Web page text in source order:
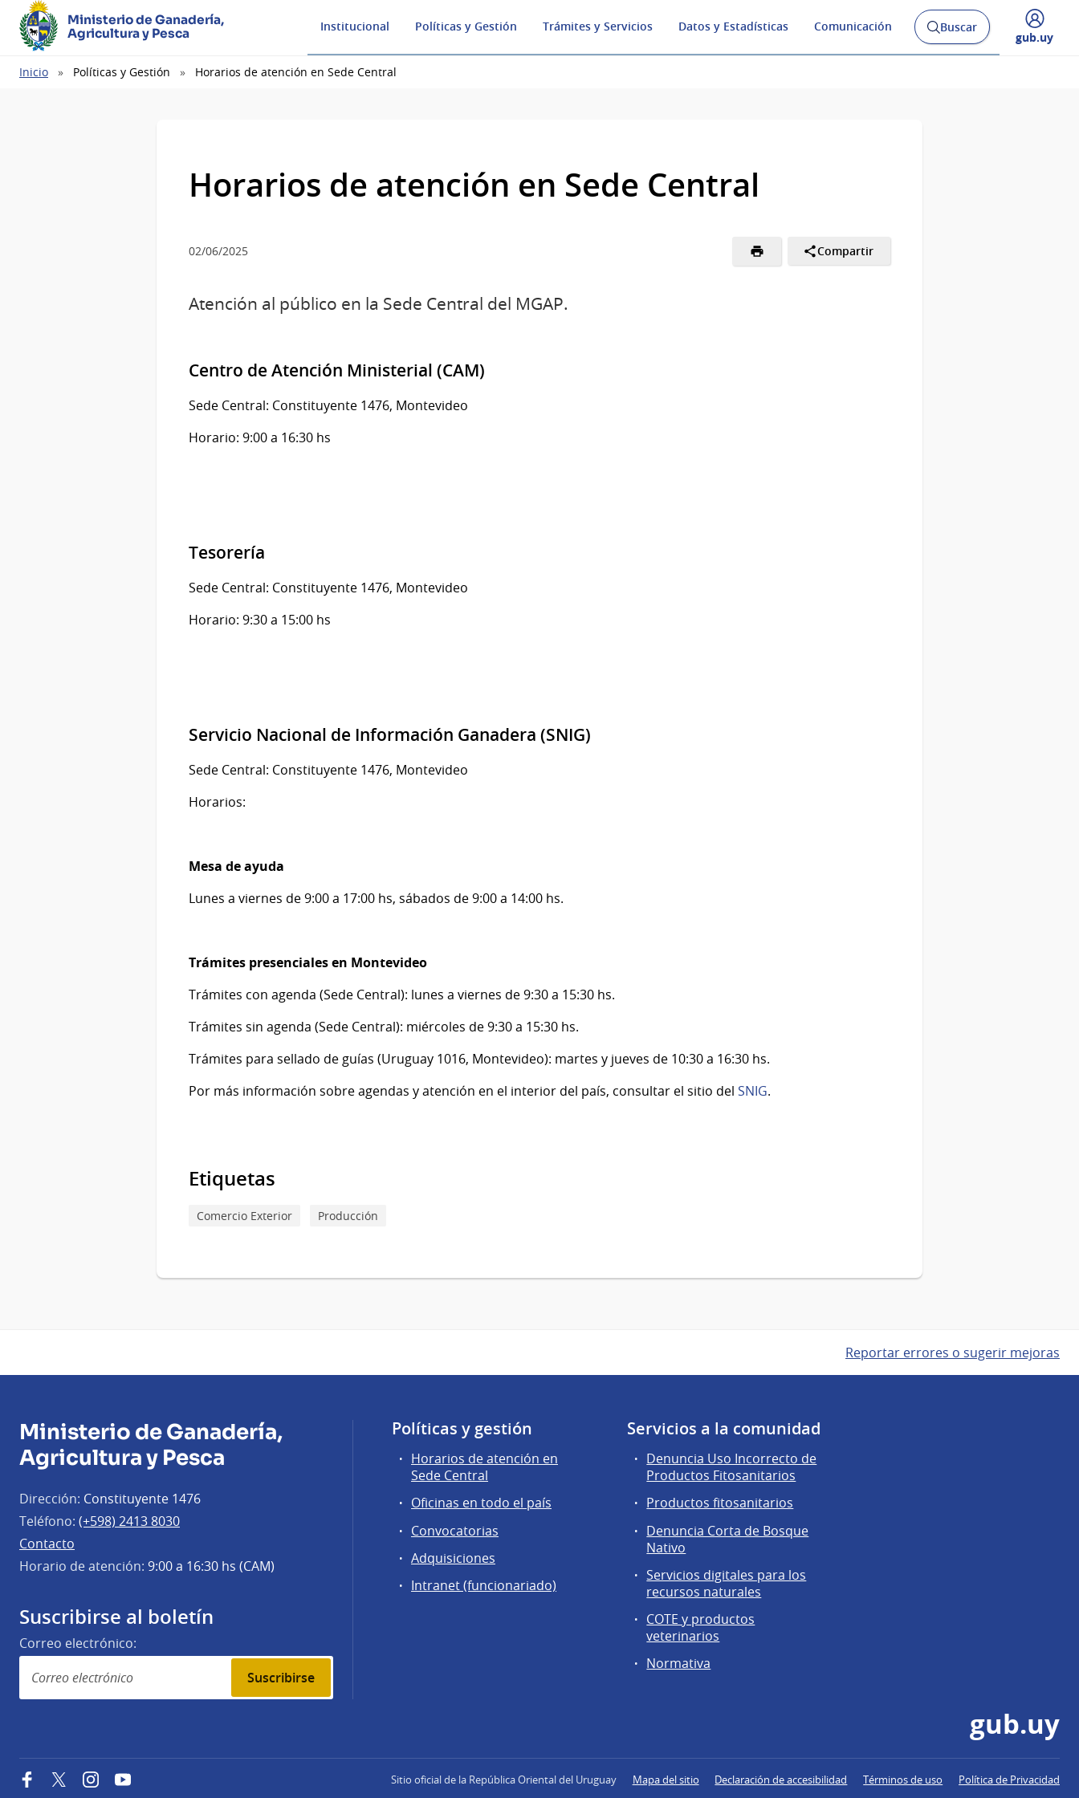
Ministerio de Ganadería,
Agricultura y Pesca
Institucional Políticas y Gestión Trámites y Servicios Datos y Estadísticas Comunicación
Abrir
buscador
Buscar
Desplegar
gub.uy
Ruta
Inicio Políticas y Gestión Horarios de atención en Sede Central
Horarios de atención en Sede Central
02/06/2025 Compartir
Atención al público en la Sede Central del MGAP.
Centro de Atención Ministerial (CAM)
Sede Central: Constituyente 1476, Montevideo
Horario: 9:00 a 16:30 hs
Tesorería
Sede Central: Constituyente 1476, Montevideo
Horario: 9:30 a 15:00 hs
Servicio Nacional de Información Ganadera (SNIG)
Sede Central: Constituyente 1476, Montevideo
Horarios:
Mesa de ayuda
Lunes a viernes de 9:00 a 17:00 hs, sábados de 9:00 a 14:00 hs.
Trámites presenciales en Montevideo
Trámites con agenda (Sede Central): lunes a viernes de 9:30 a 15:30 hs.
Trámites sin agenda (Sede Central): miércoles de 9:30 a 15:30 hs.
Trámites para sellado de guías (Uruguay 1016, Montevideo): martes y jueves de 10:30 a 16:30 hs.
Por más información sobre agendas y atención en el interior del país, consultar el sitio del SNIG.
Etiquetas
Comercio Exterior Producción
Reportar errores o sugerir mejoras
Ministerio de Ganadería,
Agricultura y Pesca
Dirección: Constituyente 1476
Teléfono: (+598) 2413 8030
Contacto
Horario de atención: 9:00 a 16:30 hs (CAM)
Suscribirse al boletín
Correo electrónico:
Suscribirse
Políticas y gestión
Horarios de atención en
Sede Central
Oficinas en todo el país
Convocatorias
Adquisiciones
Intranet (funcionariado)
Servicios a la comunidad
Denuncia Uso Incorrecto de
Productos Fitosanitarios
Productos fitosanitarios
Denuncia Corta de Bosque
Nativo
Servicios digitales para los
recursos naturales
COTE y productos
veterinarios
Normativa
gub.uy
FacebookTwitterInstagramYouTube Sitio oficial de la República Oriental del Uruguay Mapa del sitio Declaración de accesibilidad Términos de uso Política de Privacidad